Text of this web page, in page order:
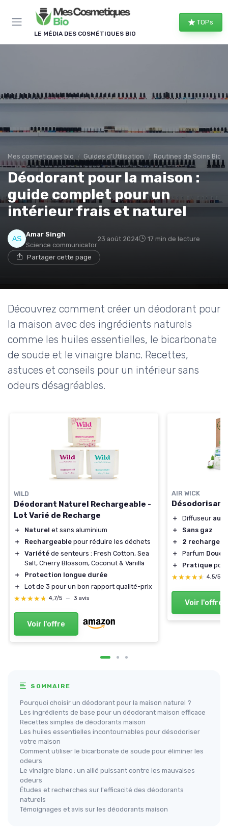
LE MÉDIA DES COSMÉTIQUES BIO
TOPs
Mes cosmetiques bio Guides d'Utilisation Routines de Soins Bio
Déodorant pour la maison :
guide complet pour un
intérieur frais et naturel
Amar Singh
Science communicator
23 août 2024 17 min de lecture
Partager cette page
Découvrez comment créer un déodorant pour
la maison avec des ingrédients naturels
comme les huiles essentielles, le bicarbonate
de soude et le vinaigre blanc. Recettes,
astuces et conseils pour un intérieur sans
odeurs désagréables.
WILD
Déodorant Naturel Rechargeable -
Lot Varié de Recharge
＋ Naturel et sans aluminium
＋
Rechargeable pour réduire les déchets
＋
Variété de senteurs : Fresh Cotton, Sea
Salt, Cherry Blossom, Coconut & Vanilla
＋
Protection longue durée
＋
Lot de 3 pour un bon rapport qualité-prix
★★★★★
★★★★★ 4,7/5 — 3 avis
Voir l'offre
AIR WICK
＋ Diffuseur
＋
Sans gaz
＋
2 recharges
＋
Parfum
＋
Pratique
★★★★★
★★★★★ 4,5/5
Voir l'offre
SOMMAIRE
Pourquoi choisir un déodorant pour la maison naturel ?
Les ingrédients de base pour un déodorant maison efficace
Recettes simples de déodorants maison
Les huiles essentielles incontournables pour désodoriser
votre maison
Comment utiliser le bicarbonate de soude pour éliminer les
odeurs
Le vinaigre blanc : un allié puissant contre les mauvaises
odeurs
Études et recherches sur l'efficacité des déodorants
naturels
Témoignages et avis sur les déodorants maison
Panneau de gestion des cookies